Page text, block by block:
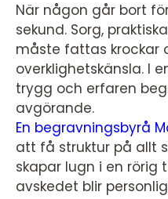
När någon går bort
sekund. Sorg,
måste fattas
overklighetskänsla. I
trygg och erfaren
avgörande.
En begravningsbyrå
att få struktur på allt
skapar lugn i en rörig
avskedet blir